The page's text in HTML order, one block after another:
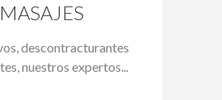
MASAJES
descontracturantes
nuestros expertos...